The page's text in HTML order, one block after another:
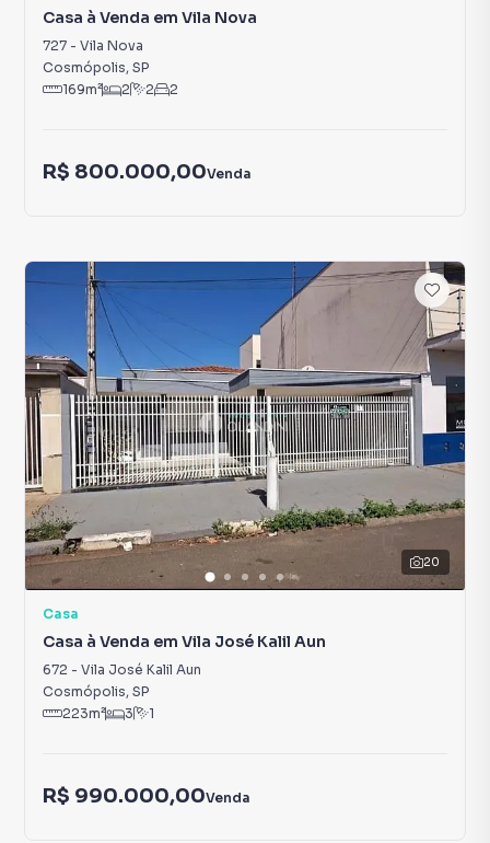
Casa à Venda em Vila Nova
727 - Vila Nova
Cosmópolis, SP
169m² 2 2 2
R$ 800.000,00Venda
20
Casa
Casa à Venda em Vila José Kalil Aun
672 - Vila José Kalil Aun
Cosmópolis, SP
223m² 3 1
R$ 990.000,00Venda